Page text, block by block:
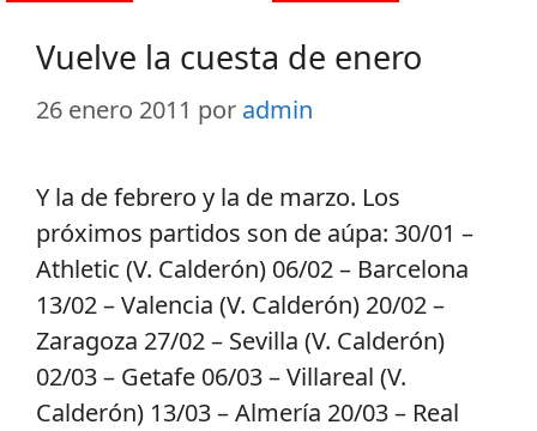
Vuelve la cuesta de enero
26 enero 2011 por admin
Y la de febrero y la de marzo. Los
próximos partidos son de aúpa: 30/01 –
Athletic (V. Calderón) 06/02 – Barcelona
13/02 – Valencia (V. Calderón) 20/02 –
Zaragoza 27/02 – Sevilla (V. Calderón)
02/03 – Getafe 06/03 – Villareal (V.
Calderón) 13/03 – Almería 20/03 – Real